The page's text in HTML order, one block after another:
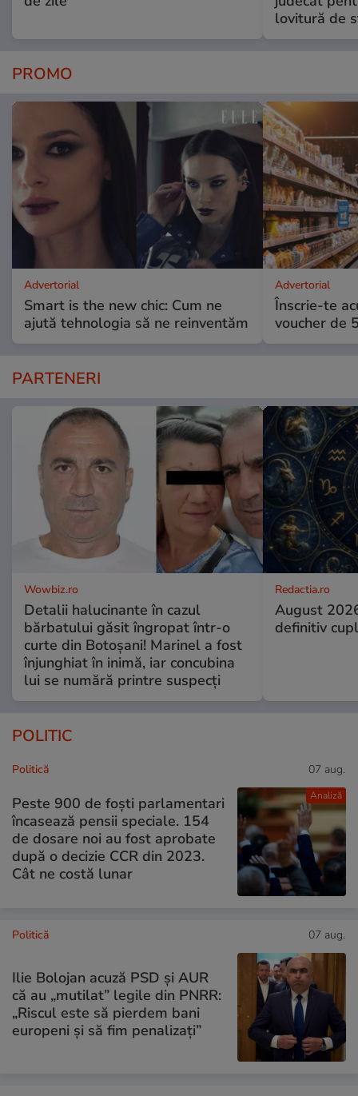
lovitură de
PROMO
Advertorial
Smart is the new chic: Cum ne
ajută tehnologia să ne reinventăm
Advertorial
Înscrie-te
voucher de
PARTENERI
Wowbiz.ro
Detalii halucinante în cazul
bărbatului găsit îngropat într-o
curte din Botoșani! Marinel a fost
înjunghiat în inimă, iar concubina
lui se numără printre suspecți
Redactia.ro
August
definitiv
POLITIC
Analiză
Politică 07 aug.
Peste 900 de foști parlamentari
încasează pensii speciale. 154
de dosare noi au fost aprobate
după o decizie CCR din 2023.
Cât ne costă lunar
Politică 07 aug.
Ilie Bolojan acuză PSD și AUR
că au „mutilat” legile din PNRR:
„Riscul este să pierdem bani
europeni și să fim penalizați”